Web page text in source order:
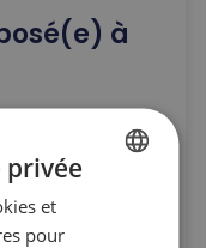
à
rester debout
privée
et
pour